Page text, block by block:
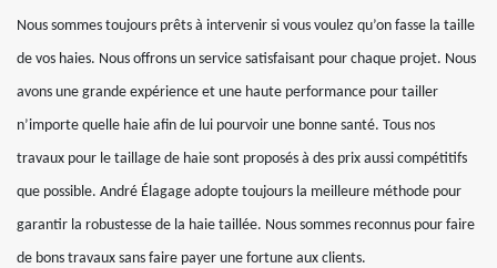
Nous sommes toujours prêts à intervenir si vous voulez qu’on fasse la taille
de vos haies. Nous offrons un service satisfaisant pour chaque projet. Nous
avons une grande expérience et une haute performance pour tailler
n’importe quelle haie afin de lui pourvoir une bonne santé. Tous nos
travaux pour le taillage de haie sont proposés à des prix aussi compétitifs
que possible. André Élagage adopte toujours la meilleure méthode pour
garantir la robustesse de la haie taillée. Nous sommes reconnus pour faire
de bons travaux sans faire payer une fortune aux clients.